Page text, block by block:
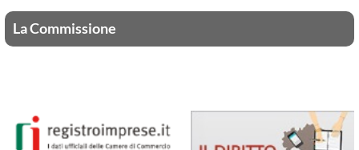
La Commissione